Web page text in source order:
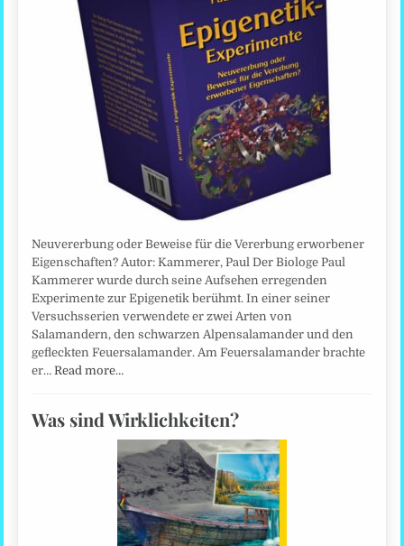
Neuvererbung oder Beweise für die Vererbung erworbener
Eigenschaften? Autor: Kammerer, Paul Der Biologe Paul
Kammerer wurde durch seine Aufsehen erregenden
Experimente zur Epigenetik berühmt. In einer seiner
Versuchsserien verwendete er zwei Arten von
Salamandern, den schwarzen Alpensalamander und den
gefleckten Feuersalamander. Am Feuersalamander brachte
er…Read more…
Was sind Wirklichkeiten?